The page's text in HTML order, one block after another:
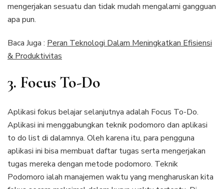
mengerjakan sesuatu dan tidak mudah mengalami gangguan
apa pun.
Baca Juga : Peran Teknologi Dalam Meningkatkan Efisiensi
& Produktivitas
3. Focus To-Do
Aplikasi fokus belajar selanjutnya adalah Focus To-Do.
Aplikasi ini menggabungkan teknik podomoro dan aplikasi
to do list di dalamnya. Oleh karena itu, para pengguna
aplikasi ini bisa membuat daftar tugas serta mengerjakan
tugas mereka dengan metode podomoro. Teknik
Podomoro ialah manajemen waktu yang mengharuskan kita